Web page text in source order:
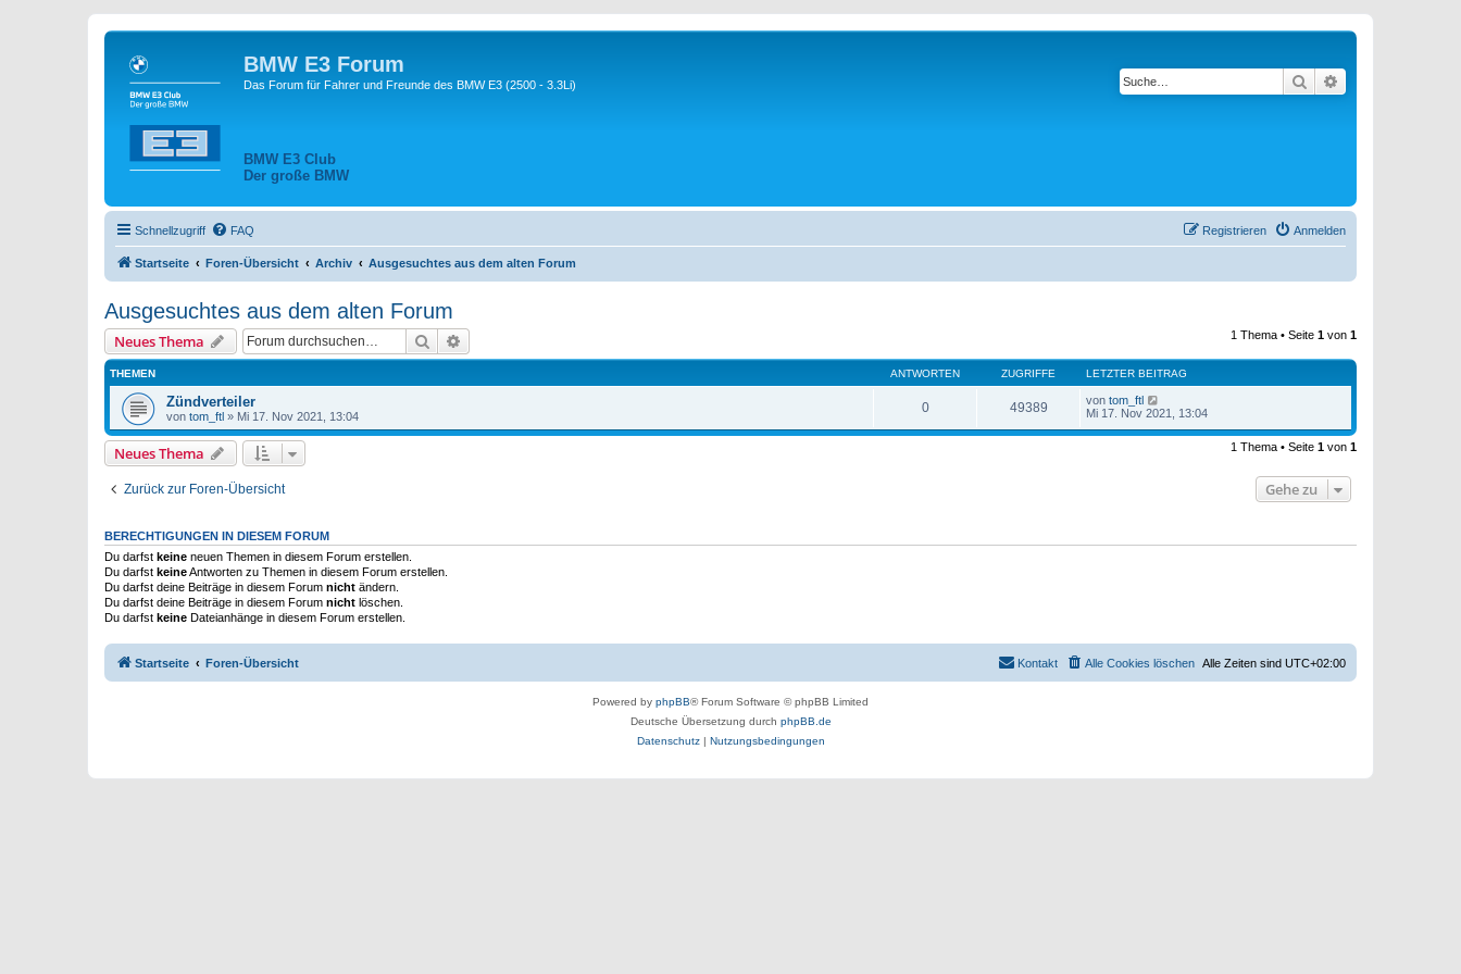
BMW E3 Forum
Das Forum für Fahrer und Freunde des BMW E3 (2500 - 3.3Li)
BMW E3 Club
Der große BMW
Suche
Schnellzugriff FAQ Anmelden
Registrieren
Startseite Foren-Übersicht Archiv Ausgesuchtes aus dem alten Forum
Ausgesuchtes aus dem alten Forum
Neues Thema Suche 1 Thema • Seite 1 von 1
THEMEN ANTWORTEN ZUGRIFFE LETZTER BEITRAG
Zündverteiler
von tom_ftl » Mi 17. Nov 2021, 13:04
0 49389 von tom_ftl
Mi 17. Nov 2021, 13:04
Neues Thema 1 Thema • Seite 1 von 1
Zurück zur Foren-Übersicht Gehe zu
BERECHTIGUNGEN IN DIESEM FORUM
Du darfst keine neuen Themen in diesem Forum erstellen.
Du darfst keineAntworten zu Themen in diesem Forum erstellen.
Du darfst deine Beiträge in diesem Forum nicht ändern.
Du darfst deine Beiträge in diesem Forum nicht löschen.
Du darfst keine Dateianhänge in diesem Forum erstellen.
Startseite Foren-Übersicht Alle Zeiten sind UTC+02:00
Alle Cookies löschen
Kontakt
Powered by phpBB® Forum Software © phpBB Limited
Deutsche Übersetzung durch phpBB.de
Datenschutz| Nutzungsbedingungen